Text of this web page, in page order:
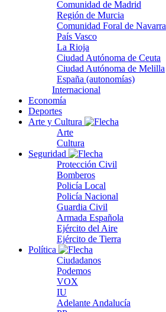
Comunidad de Madrid
Región de Murcia
Comunidad Foral de Navarra
País Vasco
La Rioja
Ciudad Autónoma de Ceuta
Ciudad Autónoma de Melilla
España (autonomías)
Internacional
Economía
Deportes
Arte y Cultura
Arte
Cultura
Seguridad
Protección Civil
Bomberos
Policía Local
Policía Nacional
Guardia Civil
Armada Española
Ejército del Aire
Ejército de Tierra
Política
Ciudadanos
Podemos
VOX
IU
Adelante Andalucía